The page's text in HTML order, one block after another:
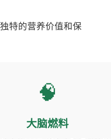
特的营养价值和保
🧠
大脑燃料